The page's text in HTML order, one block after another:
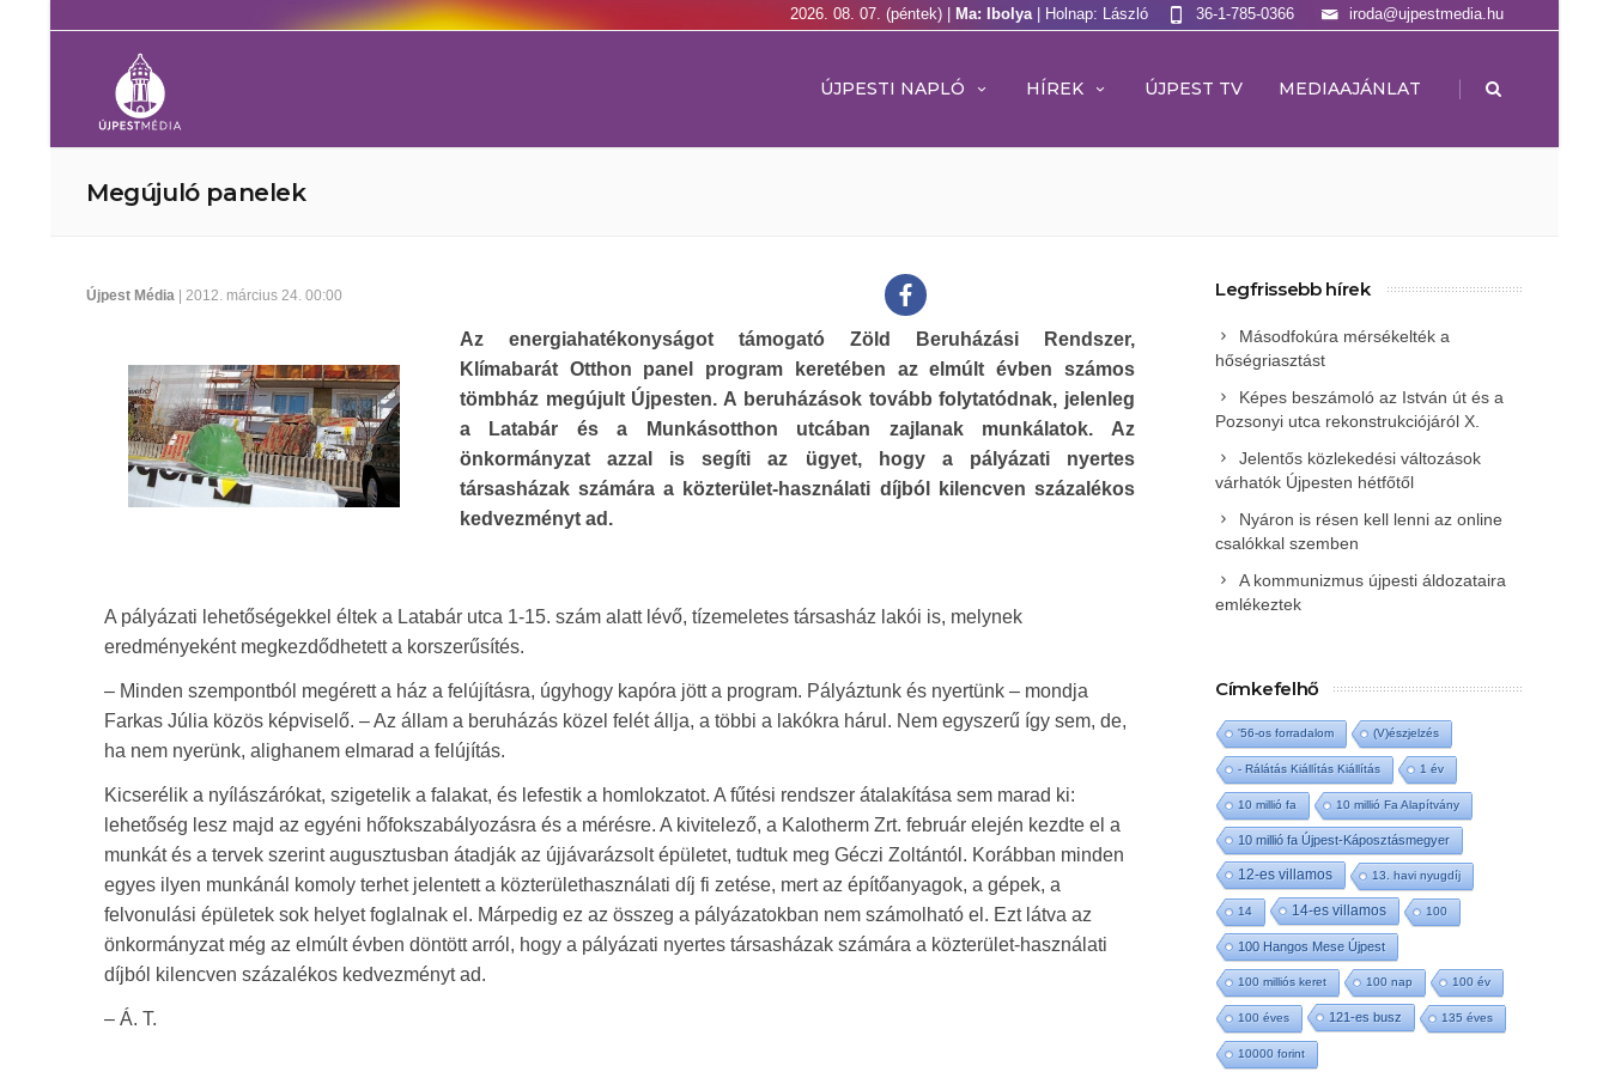
2026. 08. 07. (péntek) | Ma: Ibolya | Holnap: László iroda@ujpestmedia.hu
36-1-785-0366
ÚJPESTI NAPLÓ HÍREK ÚJPEST TV MEDIAAJÁNLAT |
Megújuló panelek
Újpest Média | 2012. március 24. 00:00
Az energiahatékonyságot támogató Zöld Beruházási Rendszer,
Klímabarát Otthon panel program keretében az elmúlt évben számos
tömbház megújult Újpesten. A beruházások tovább folytatódnak, jelenleg
a Latabár és a Munkásotthon utcában zajlanak munkálatok. Az
önkormányzat azzal is segíti az ügyet, hogy a pályázati nyertes
társasházak számára a közterület-használati díjból kilencven százalékos
kedvezményt ad.
A pályázati lehetőségekkel éltek a Latabár utca 1-15. szám alatt lévő, tízemeletes társasház lakói is, melynek
eredményeként megkezdődhetett a korszerűsítés.
– Minden szempontból megérett a ház a felújításra, úgyhogy kapóra jött a program. Pályáztunk és nyertünk – mondja
Farkas Júlia közös képviselő. – Az állam a beruházás közel felét állja, a többi a lakókra hárul. Nem egyszerű így sem, de,
ha nem nyerünk, alighanem elmarad a felújítás.
Kicserélik a nyílászárókat, szigetelik a falakat, és lefestik a homlokzatot. A fűtési rendszer átalakítása sem marad ki:
lehetőség lesz majd az egyéni hőfokszabályozásra és a mérésre. A kivitelező, a Kalotherm Zrt. február elején kezdte el a
munkát és a tervek szerint augusztusban átadják az újjávarázsolt épületet, tudtuk meg Géczi Zoltántól. Korábban minden
egyes ilyen munkánál komoly terhet jelentett a közterülethasználati díj fi zetése, mert az építőanyagok, a gépek, a
felvonulási épületek sok helyet foglalnak el. Márpedig ez az összeg a pályázatokban nem számolható el. Ezt látva az
önkormányzat még az elmúlt évben döntött arról, hogy a pályázati nyertes társasházak számára a közterület-használati
díjból kilencven százalékos kedvezményt ad.
– Á. T.
Legfrissebb hírek
Másodfokúra mérsékelték a
hőségriasztást
Képes beszámoló az István út és a
Pozsonyi utca rekonstrukciójáról X.
Jelentős közlekedési változások
várhatók Újpesten hétfőtől
Nyáron is résen kell lenni az online
csalókkal szemben
A kommunizmus újpesti áldozataira
emlékeztek
Címkefelhő
'56-os forradalom (V)észjelzés
- Rálátás Kiállítás Kiállítás 1 év
10 millió fa 10 millió Fa Alapítvány
10 millió fa Újpest-Káposztásmegyer
12-es villamos 13. havi nyugdíj
14 14-es villamos 100
100 Hangos Mese Újpest
100 milliós keret 100 nap 100 év
100 éves 121-es busz 135 éves
10000 forint